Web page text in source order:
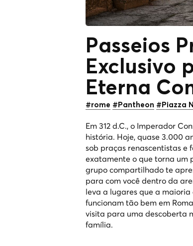
Passeios
Exclusivo
Eterna
#rome #Pantheon #Piazza
Em 312 d.C., o Imperador
história. Hoje, quase 3.000
sob praças renascentistas
exatamente o que torna um
grupo compartilhado te
para com você dentro da
leva a lugares que a
funcionam tão bem em
visita para uma descoberta
família.